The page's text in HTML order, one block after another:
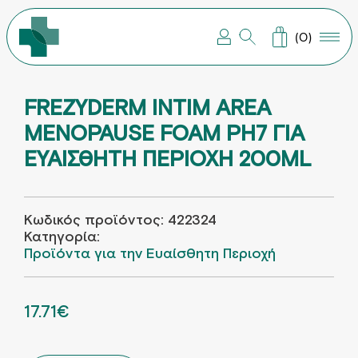
(0)
FREZYDERM INTIM AREA
MENOPAUSE FOAM PH7 ΓΙΑ
ΕΥΑΙΣΘΗΤΗ ΠΕΡΙΟΧΗ 200ML
Κωδικός προϊόντος: 422324
Κατηγορία:
Προϊόντα για την Ευαίσθητη Περιοχή
ORIGINAL PRICE WAS: 23.61€.
17.71€